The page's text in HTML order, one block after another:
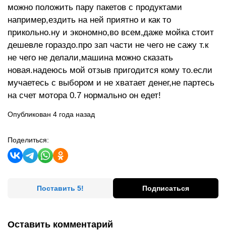
можно положить пару пакетов с продуктами
например,ездить на ней приятно и как то
прикольно.ну и экономно,во всем,даже мойка стоит
дешевле гораздо.про зап части не чего не сажу т.к
не чего не делали,машина можно сказать
новая.надеюсь мой отзыв пригодится кому то.если
мучаетесь с выбором и не хватает денег,не партесь
на счет мотора 0.7 нормально он едет!
Опубликован 4 года назад
Поделиться:
Поставить 5! Подписаться
Оставить комментарий